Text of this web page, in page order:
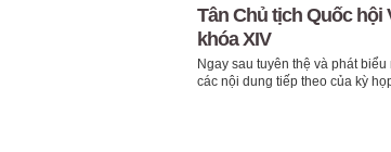
Tân Chủ tịch Quốc
khóa XIV
Ngay sau tuyên thệ và phát
các nội dung tiếp theo của kỳ